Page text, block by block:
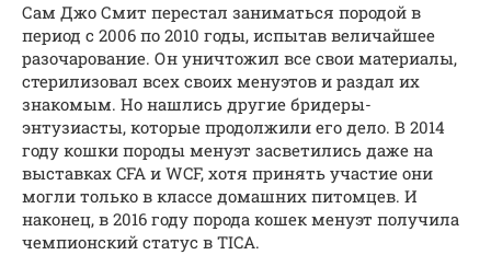
Сам Джо Смит перестал заниматься породой в
период с 2006 по 2010 годы, испытав величайшее
разочарование. Он уничтожил все свои материалы,
стерилизовал всех своих менуэтов и раздал их
знакомым. Но нашлись другие бридеры-
энтузиасты, которые продолжили его дело. В 2014
году кошки породы менуэт засветились даже на
выставках CFA и WCF, хотя принять участие они
могли только в классе домашних питомцев. И
наконец, в 2016 году порода кошек менуэт получила
чемпионский статус в TICA.